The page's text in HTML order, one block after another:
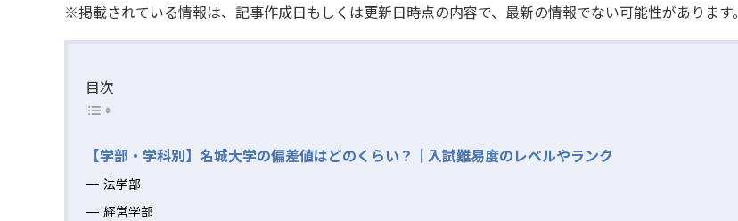
※掲載されている情報は、記事作成日もしくは更新日時点の内容で、最新の情報でない可能性があります。
目次
【学部・学科別】名城大学の偏差値はどのくらい？｜入試難易度のレベルやランク
法学部
経営学部